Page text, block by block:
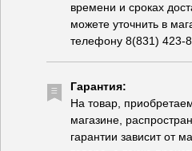
времени и сроках
можете уточнить в
телефону 8(831) 423-
Гарантия:
На товар,
магазине,
гарантии зависит от